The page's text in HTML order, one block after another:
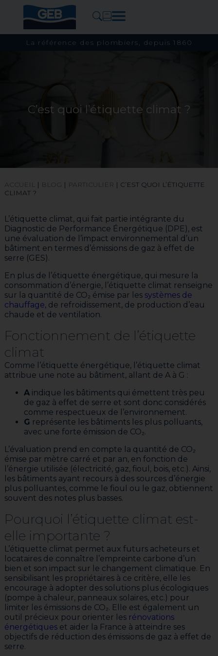
La référence des plombiers, depuis 1860
C’est quoi l’étiquette climat ?
ACCUEIL | BLOG | PARTICULIER | C’EST QUOI L’ÉTIQUETTE
CLIMAT ?
L’étiquette climat, qui fait partie intégrante du
Diagnostic de Performance Énergétique (DPE), est
une évaluation de l’impact environnemental d’un
bâtiment en termes d’émissions de gaz à effet de
serre (GES).
En plus de l’étiquette énergétique, qui mesure la
consommation d’énergie, l’étiquette climat renseigne
sur la quantité de CO₂ émise par les systèmes de
chauffage,de refroidissement, de production d’eau
chaude et de ventilation.
Fonctionnement de l’étiquette
climat
Comme l’étiquette énergétique, l’étiquette climat
attribue une note au bâtiment, allant de A à G :
Aindique les bâtiments qui émettent très peu
de gaz à effet de serre et sont donc considérés
comme respectueux de l’environnement.
G représente les bâtiments les plus polluants,
avec une forte émission de CO₂.
L’évaluation prend en compte la quantité de CO₂
émise par mètre carré et par an, en fonction de
l’énergie utilisée (électricité, gaz, fioul, bois, etc.). Ainsi,
les bâtiments ayant recours à des sources d’énergie
plus polluantes, comme le fioul ou le gaz, obtiennent
souvent des notes plus basses.
Pourquoi l’étiquette climat est-
elle importante ?
L’étiquette climat permet aux futurs acheteurs et
locataires de connaître l’empreinte carbone d’un
bien et son impact sur le changement climatique. En
sensibilisant les propriétaires à ce critère, elle les
encourage à adopter des solutions plus écologiques
(pompe à chaleur, panneaux solaires, etc.) pour
limiter les émissions de CO₂. Elle est également un
outil précieux pour orienter les rénovations
énergétiqueset aider la France à atteindre ses
objectifs de réduction des émissions de gaz à effet de
serre.